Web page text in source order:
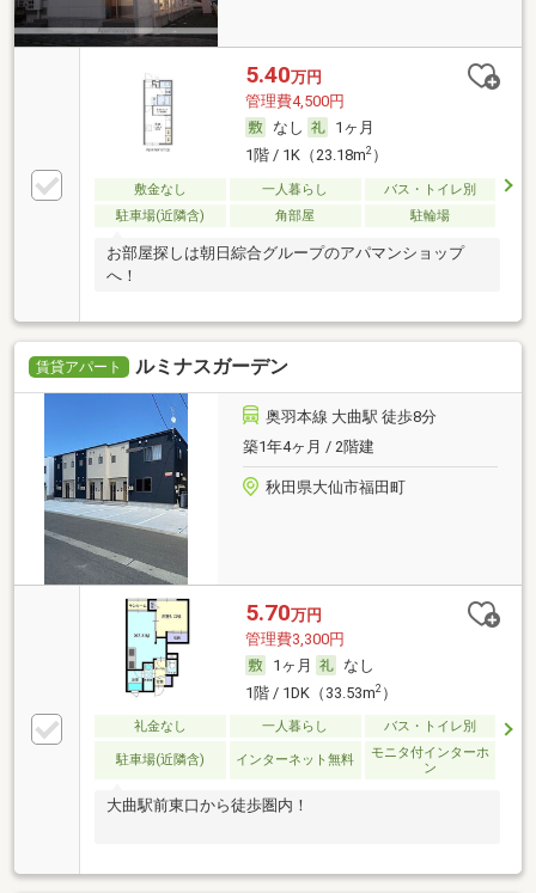
5.40万円
管理費4,500円
なし
1ヶ月
1階 / 1K（23.18m2）
敷金なし 一人暮らし
バス・トイレ別
駐車場(近隣含)
角部屋 駐輪場
お部屋探しは朝日綜合グループのアパマンショップ
へ！
賃貸アパート ルミナスガーデン
奥羽本線 大曲駅 徒歩8分
築1年4ヶ月 / 2階建
秋田県大仙市福田町
5.70万円
管理費3,300円
1ヶ月
なし
1階 / 1DK（33.53m2）
礼金なし 一人暮らし バス・トイレ別
駐車場(近隣含) インターネット無料
モニタ付インターホ
ン
大曲駅前東口から徒歩圏内！